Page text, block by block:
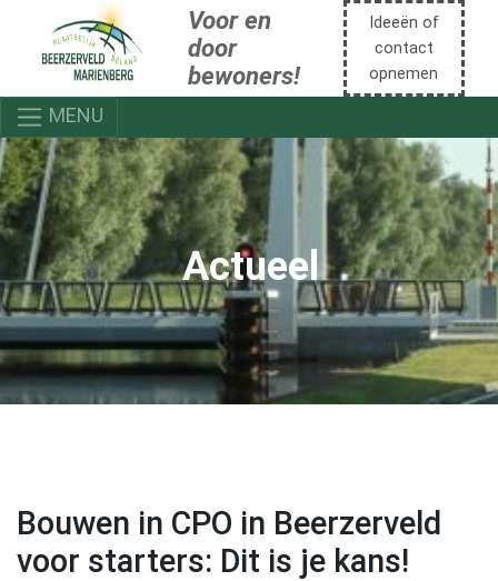
Voor en
door
bewoners!
Ideeën of
contact
opnemen
MENU
Actueel
Bouwen in CPO in Beerzerveld
voor starters: Dit is je kans!